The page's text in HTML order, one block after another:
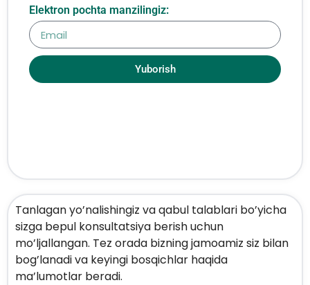
Tanlagan yo’nalishingiz va qabul talablari bo’yicha
sizga bepul konsultatsiya berish uchun
mo’ljallangan. Tez orada bizning jamoamiz siz bilan
bog’lanadi va keyingi bosqichlar haqida
ma’lumotlar beradi.
Elektron pochta manzilingiz:
Yuborish